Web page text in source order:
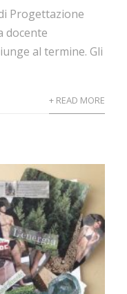
Progettazione
docente
al termine. Gli
+ READ MORE